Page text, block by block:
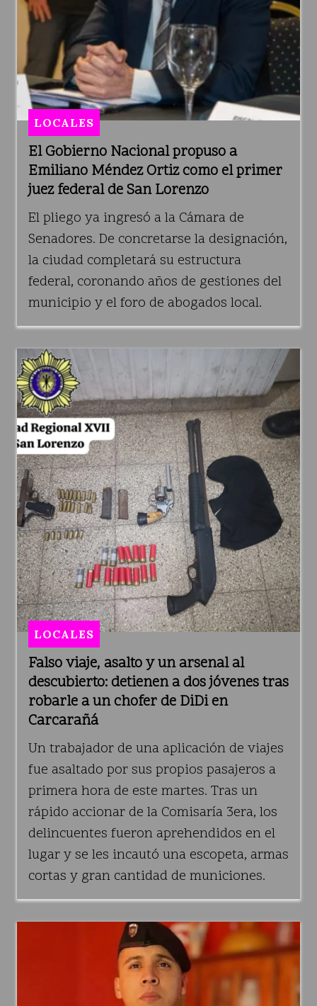
El Gobierno Nacional propuso a
Emiliano Méndez Ortiz como el primer
juez federal de San Lorenzo
LOCALES
El pliego ya ingresó a la Cámara de
Senadores. De concretarse la designación,
la ciudad completará su estructura
federal, coronando años de gestiones del
municipio y el foro de abogados local.
Falso viaje, asalto y un arsenal al
descubierto: detienen a dos jóvenes tras
robarle a un chofer de DiDi en
Carcarañá
LOCALES
Un trabajador de una aplicación de viajes
fue asaltado por sus propios pasajeros a
primera hora de este martes. Tras un
rápido accionar de la Comisaría 3era, los
delincuentes fueron aprehendidos en el
lugar y se les incautó una escopeta, armas
cortas y gran cantidad de municiones.